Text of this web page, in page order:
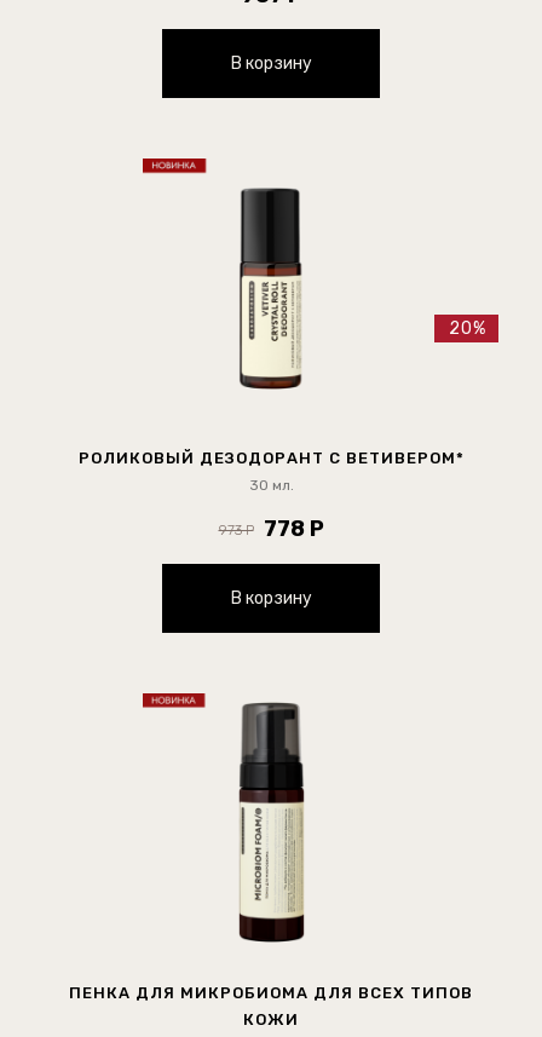
В корзину
РОЛИКОВЫЙ ДЕЗОДОРАНТ С ВЕТИВЕРОМ*
30 мл.
20%
973 Р 778 Р
В корзину
ПЕНКА ДЛЯ МИКРОБИОМА ДЛЯ ВСЕХ ТИПОВ
КОЖИ